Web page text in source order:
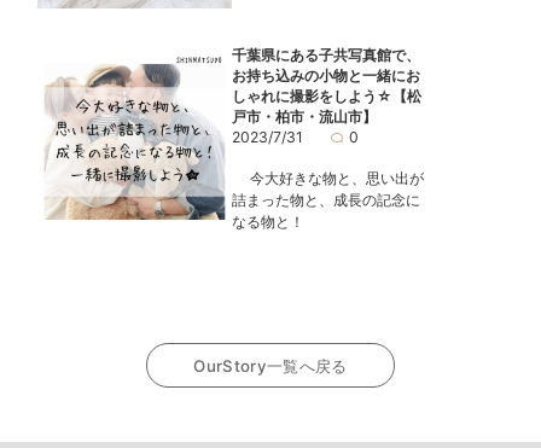
千葉県にある子共写真館で、
お持ち込みの小物と一緒にお
しゃれに撮影をしよう☆【松
戸市・柏市・流山市】
2023/7/31
0
今大好きな物と、思い出が
詰まった物と、成長の記念に
なる物と！
OurStory一覧へ戻る